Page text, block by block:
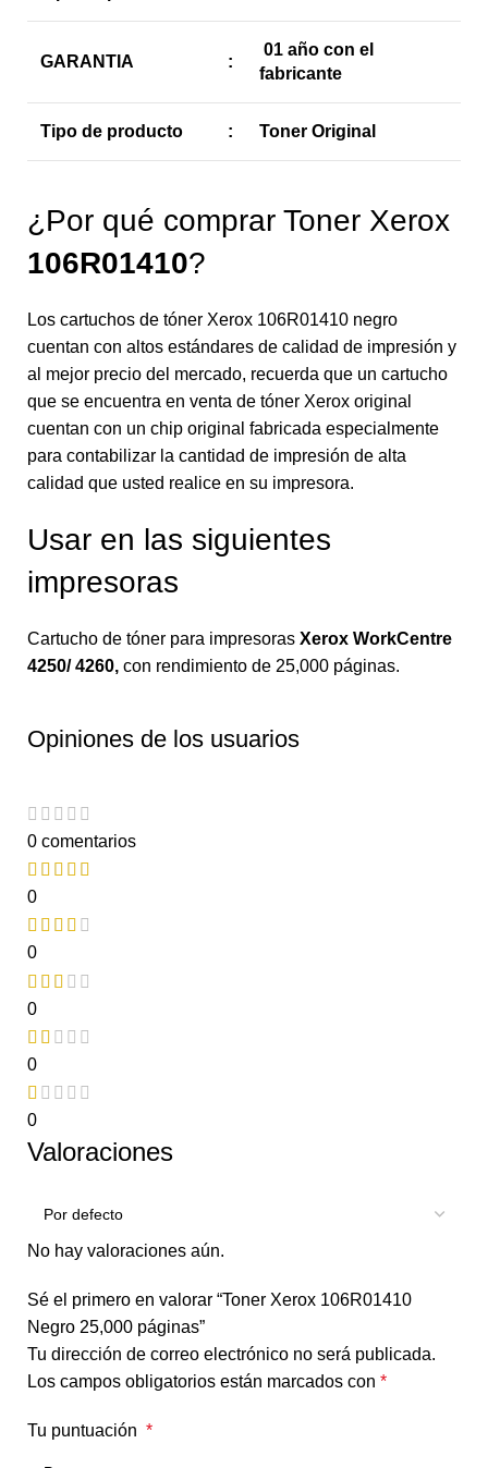
GARANTIA :
01 año con el
fabricante
Tipo de producto : Toner Original
¿Por qué comprar Toner Xerox
106R01410?
Los cartuchos de tóner Xerox 106R01410 negro
cuentan con altos estándares de calidad de impresión y
al mejor precio del mercado, recuerda que un cartucho
que se encuentra en venta de tóner Xerox original
cuentan con un chip original fabricada especialmente
para contabilizar la cantidad de impresión de alta
calidad que usted realice en su impresora.
Usar en las siguientes
impresoras
Cartucho de tóner para impresoras Xerox WorkCentre
4250/ 4260, con rendimiento de 25,000 páginas.
Opiniones de los usuarios
0 comentarios
0
0
0
0
0
Valoraciones
No hay valoraciones aún.
Sé el primero en valorar “Toner Xerox 106R01410
Negro 25,000 páginas”
Tu dirección de correo electrónico no será publicada.
Los campos obligatorios están marcados con *
Tu puntuación *